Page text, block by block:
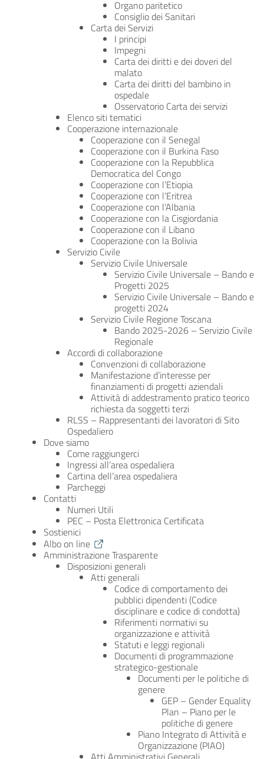
Organo paritetico
Consiglio dei Sanitari
Carta dei Servizi
I principi
Impegni
Carta dei diritti e dei doveri del
malato
Carta dei diritti del bambino in
ospedale
Osservatorio Carta dei servizi
Elenco siti tematici
Cooperazione internazionale
Cooperazione con il Senegal
Cooperazione con il Burkina Faso
Cooperazione con la Repubblica
Democratica del Congo
Cooperazione con l’Etiopia
Cooperazione con l’Eritrea
Cooperazione con l’Albania
Cooperazione con la Cisgiordania
Cooperazione con il Libano
Cooperazione con la Bolivia
Servizio Civile
Servizio Civile Universale
Servizio Civile Universale – Bando e
Progetti 2025
Servizio Civile Universale – Bando e
progetti 2024
Servizio Civile Regione Toscana
Bando 2025-2026 – Servizio Civile
Regionale
Accordi di collaborazione
Convenzioni di collaborazione
Manifestazione d’interesse per
finanziamenti di progetti aziendali
Attività di addestramento pratico teorico
richiesta da soggetti terzi
RLSS – Rappresentanti dei lavoratori di Sito
Ospedaliero
Dove siamo
Come raggiungerci
Ingressi all’area ospedaliera
Cartina dell’area ospedaliera
Parcheggi
Contatti
Numeri Utili
PEC – Posta Elettronica Certificata
Sostienici
Albo on line
Amministrazione Trasparente
Disposizioni generali
Atti generali
Codice di comportamento dei
pubblici dipendenti (Codice
disciplinare e codice di condotta)
Riferimenti normativi su
organizzazione e attività
Statuti e leggi regionali
Documenti di programmazione
strategico-gestionale
Documenti per le politiche di
genere
GEP – Gender Equality
Plan – Piano per le
politiche di genere
Piano Integrato di Attività e
Organizzazione (PIAO)